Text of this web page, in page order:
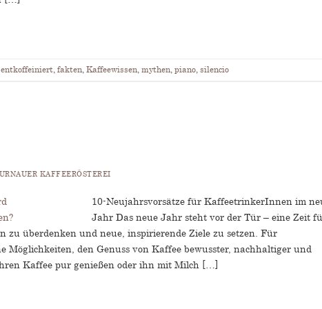
entkoffeiniert fakten Kaffeewissen mythen piano silencio
KAFFEERÖSTEREI
10-Neujahrsvorsätze für KaffeetrinkerInnen im
Jahr Das neue Jahr steht vor der Tür – eine Zeit
zu überdenken und neue, inspirierende Ziele zu setzen. Für
Möglichkeiten, den Genuss von Kaffee bewusster, nachhaltiger und
Kaffee pur genießen oder ihn mit Milch […]